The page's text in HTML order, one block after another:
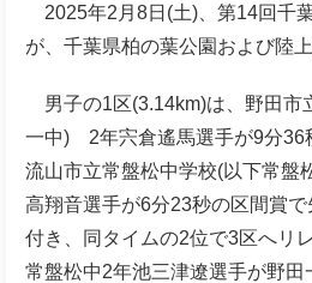
2025年2月8日(土)、第14回千
が、千葉県柏の葉公園および陸
男子の1区(3.14km)は、野田市
一中) 2年宍倉遙馬選手が9分36
流山市立常盤松中学校(以下常盤
高翔音選手が6分23秒の区間賞
付き、同タイムの2位で3区へリ
常盤松中2年池三津遼選手が野田